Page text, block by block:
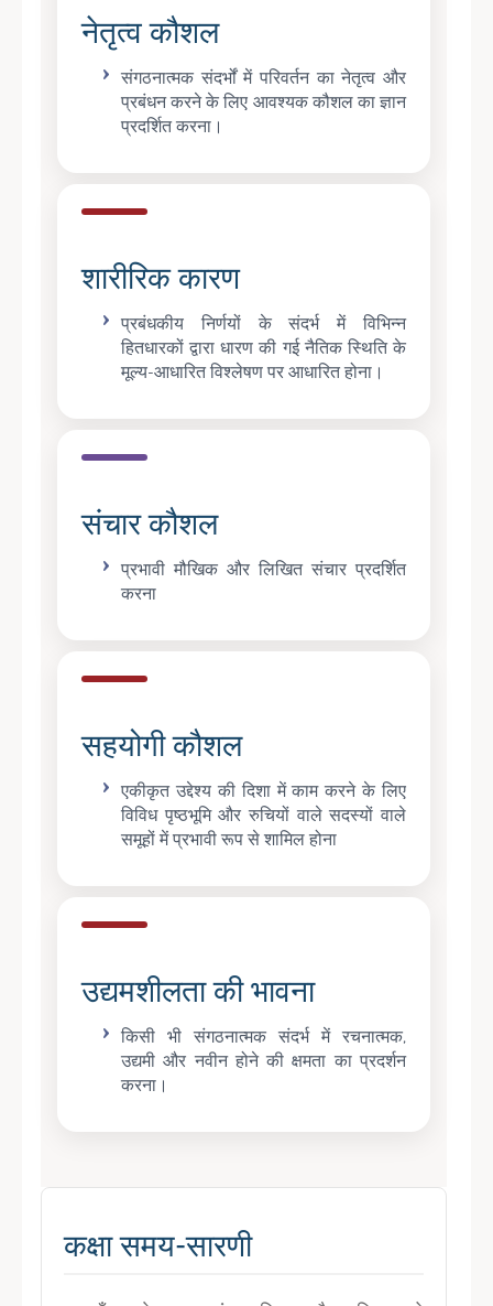
नेतृत्व कौशल
संगठनात्मक संदर्भों में परिवर्तन का नेतृत्व और
प्रबंधन करने के लिए आवश्यक कौशल का ज्ञान
प्रदर्शित करना।
शारीरिक कारण
प्रबंधकीय निर्णयों के संदर्भ में विभिन्न
हितधारकों द्वारा धारण की गई नैतिक स्थिति के
मूल्य-आधारित विश्लेषण पर आधारित होना।
संचार कौशल
प्रभावी मौखिक और लिखित संचार प्रदर्शित
करना
सहयोगी कौशल
एकीकृत उद्देश्य की दिशा में काम करने के लिए
विविध पृष्ठभूमि और रुचियों वाले सदस्यों वाले
समूहों में प्रभावी रूप से शामिल होना
उद्यमशीलता की भावना
किसी भी संगठनात्मक संदर्भ में रचनात्मक,
उद्यमी और नवीन होने की क्षमता का प्रदर्शन
करना।
कक्षा समय-सारणी